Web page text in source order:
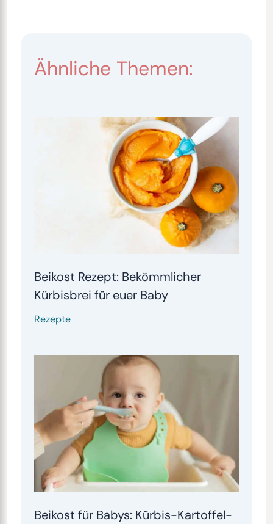
Ähnliche Themen:
Beikost Rezept: Bekömmlicher
Kürbisbrei für euer Baby
Rezepte
Beikost für Babys: Kürbis-Kartoffel-